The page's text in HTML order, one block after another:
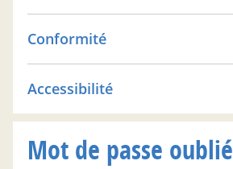
Conformité
Accessibilité
Mot de passe oublié